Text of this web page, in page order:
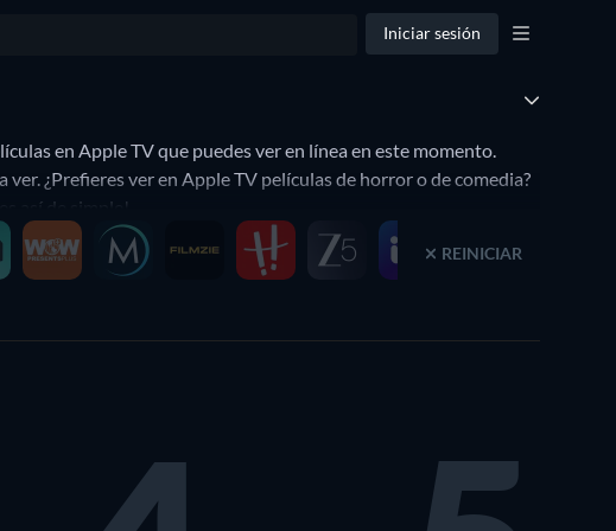
Iniciar sesión
en Apple TV que puedes ver en línea en este momento.
¿Prefieres ver en Apple TV películas de horror o de comedia?
así de simple!.
REINICIAR